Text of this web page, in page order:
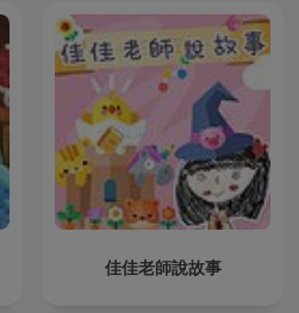
佳佳老師說故事